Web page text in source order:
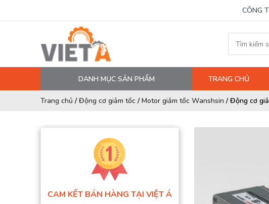
CÔNG
DANH MỤC SẢN PHẨM
MÁY NÉN KHÍ
DẦU MÁY NÉN KHÍ
DÂY HƠI, ỐNG HƠI
TRANG CHỦ
Trang chủ /Động cơ giảm tốc /Motor giảm tốc Wanshsin /Động cơ
CAM KẾT BÁN HÀNG TẠI VIỆT Á